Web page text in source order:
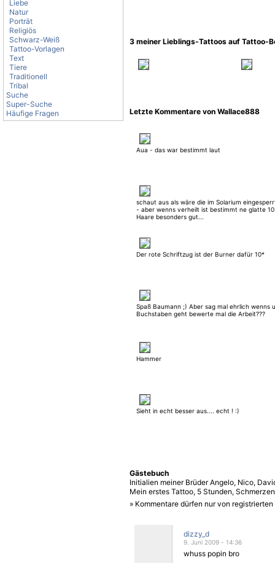
Liebe
Natur
Porträt
Religiös
Schwarz-Weiß
Tattoo-Vorlagen
Text
Tiere
Traditionell
Tribal
Suche
Super-Suche
Häufige Fragen
3 meiner Lieblings-Tattoos auf Tattoo-
Letzte Kommentare von Wallace888
Aua - das war bestimmt laut
schaut aus als wäre die im Solarium
- aber wenns verheilt ist bestimmt ne glatte
Haare besonders gut...
Der rote Schriftzug ist der Burner dafür 10*
Spaß Baumann ;) Aber sag mal ehrlich wenns
Buchstaben geht bewerte mal die Arbeit???
Hammer
Sieht in echt besser aus.... echt ! :)
Gästebuch
Initialien meiner Brüder Angelo, Nico,
Mein erstes Tattoo, 5 Stunden,
» Kommentare dürfen nur von
dizzy_d
9. Juni 2009 - 14:36
whuss popin bro